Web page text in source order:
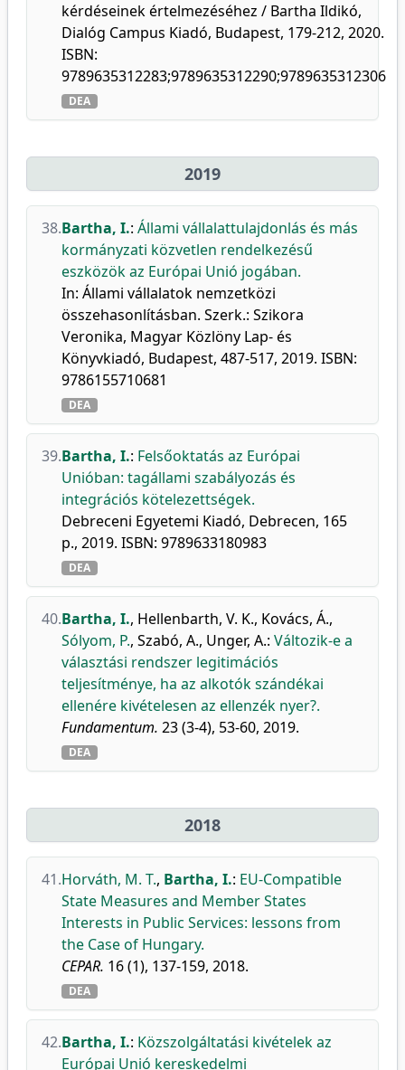
kérdéseinek értelmezéséhez / Bartha Ildikó,
Dialóg Campus Kiadó, Budapest, 179-212, 2020.
ISBN:
9789635312283;9789635312290;9789635312306
DEA
2019
38.Bartha, I.: Állami vállalattulajdonlás és más
kormányzati közvetlen rendelkezésű
eszközök az Európai Unió jogában.
In: Állami vállalatok nemzetközi
összehasonlításban. Szerk.: Szikora
Veronika, Magyar Közlöny Lap- és
Könyvkiadó, Budapest, 487-517, 2019. ISBN:
9786155710681
DEA
39.Bartha, I.: Felsőoktatás az Európai
Unióban: tagállami szabályozás és
integrációs kötelezettségek.
Debreceni Egyetemi Kiadó, Debrecen, 165
p., 2019. ISBN: 9789633180983
DEA
40.Bartha, I., Hellenbarth, V. K., Kovács, Á.,
Sólyom, P., Szabó, A., Unger, A.: Változik-e a
választási rendszer legitimációs
teljesítménye, ha az alkotók szándékai
ellenére kivételesen az ellenzék nyer?.
Fundamentum. 23 (3-4), 53-60, 2019.
DEA
2018
41.Horváth, M. T., Bartha, I.: EU-Compatible
State Measures and Member States
Interests in Public Services: lessons from
the Case of Hungary.
CEPAR. 16 (1), 137-159, 2018.
DEA
42.Bartha, I.: Közszolgáltatási kivételek az
Európai Unió kereskedelmi